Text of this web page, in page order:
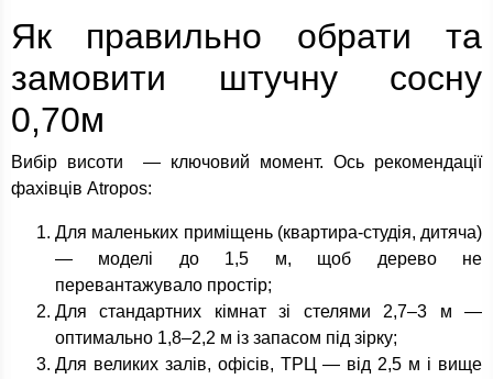
Як правильно обрати та
замовити штучну сосну
0,70м
Вибір висоти — ключовий момент. Ось рекомендації
фахівців Atropos:
Для маленьких приміщень (квартира-студія, дитяча)
— моделі до 1,5 м, щоб дерево не
перевантажувало простір;
Для стандартних кімнат зі стелями 2,7–3 м —
оптимально 1,8–2,2 м із запасом під зірку;
Для великих залів, офісів, ТРЦ — від 2,5 м і вище